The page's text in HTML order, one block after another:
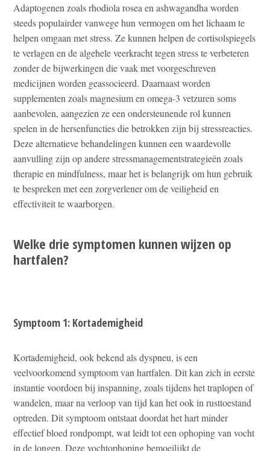
Adaptogenen zoals rhodiola rosea en ashwagandha worden
steeds populairder vanwege hun vermogen om het lichaam te
helpen omgaan met stress. Ze kunnen helpen de cortisolspiegels
te verlagen en de algehele veerkracht tegen stress te verbeteren
zonder de bijwerkingen die vaak met voorgeschreven
medicijnen worden geassocieerd. Daarnaast worden
supplementen zoals magnesium en omega-3 vetzuren soms
aanbevolen, aangezien ze een ondersteunende rol kunnen
spelen in de hersenfuncties die betrokken zijn bij stressreacties.
Deze alternatieve behandelingen kunnen een waardevolle
aanvulling zijn op andere stressmanagementstrategieën zoals
therapie en mindfulness, maar het is belangrijk om hun gebruik
te bespreken met een zorgverlener om de veiligheid en
effectiviteit te waarborgen.
Welke drie symptomen kunnen wijzen op
hartfalen?
Symptoom 1: Kortademigheid
Kortademigheid, ook bekend als dyspneu, is een
veelvoorkomend symptoom van hartfalen. Dit kan zich in eerste
instantie voordoen bij inspanning, zoals tijdens het traplopen of
wandelen, maar na verloop van tijd kan het ook in rusttoestand
optreden. Dit symptoom ontstaat doordat het hart minder
effectief bloed rondpompt, wat leidt tot een ophoping van vocht
in de longen. Deze vochtophoping bemoeilijkt de